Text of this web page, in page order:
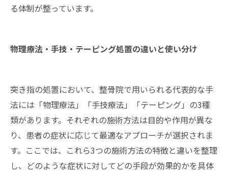
る体制が整っています。
物理療法・手技・テーピング処置の違いと使い分け
突き指の処置において、整骨院で用いられる代表的な手
法には「物理療法」「手技療法」「テーピング」の3種
類があります。それぞれの施術方法は目的や作用が異な
り、患者の症状に応じて最適なアプローチが選択されま
す。ここでは、これら3つの施術方法の特徴と違いを整理
し、どのような症状に対してどの手段が効果的かを具体